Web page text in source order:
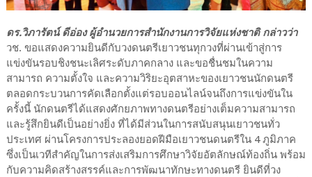
ดร.วิภารัตน์ ดีอ่อง ผู้อำนวยการสำนักงานการวิจัยแห่งชาติ กล่าวว่า
วช. ขอแสดงความยินดีกับวงดนตรีเยาวชนทุกวงที่ผ่านเข้าสู่การ
แข่งขันรอบชิงชนะเลิศระดับภาคกลาง และขอชื่นชมในความ
สามารถ ความตั้งใจ และความวิริยะอุตสาหะของเยาวชนนักดนตรี
ตลอดกระบวนการคัดเลือกตั้งแต่รอบออนไลน์จนถึงการแข่งขันใน
ครั้งนี้ นักดนตรีได้แสดงศักยภาพทางดนตรีอย่างเต็มความสามารถ
และรู้สึกยินดีเป็นอย่างยิ่ง ที่ได้มีส่วนในการสนับสนุนเยาวชนทั่ว
ประเทศ ผ่านโครงการประลองยอดฝีมือเยาวชนดนตรีใน 4 ภูมิภาค
ซึ่งเป็นเวทีสำคัญในการส่งเสริมการศึกษาวิจัยอัตลักษณ์ท้องถิ่น พร้อม
กับความคิดสร้างสรรค์และการพัฒนาทักษะทางดนตรี ยินดีที่วง